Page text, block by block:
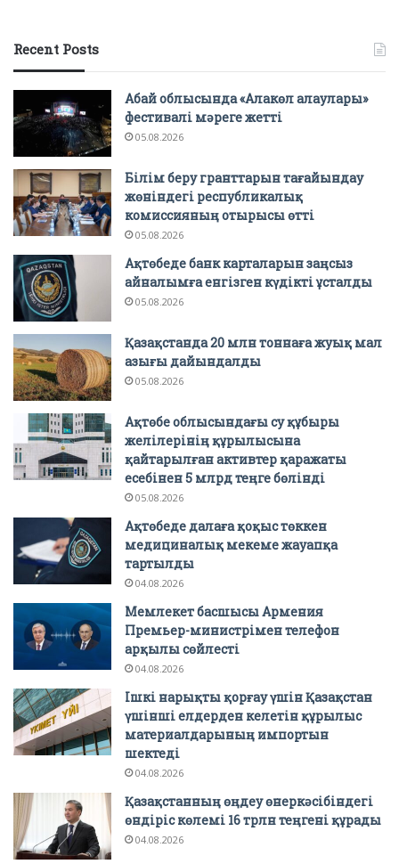
Recent Posts
Абай облысында «Алакөл алаулары»
фестивалі мәреге жетті
05.08.2026
Білім беру гранттарын тағайындау
жөніндегі республикалық
комиссияның отырысы өтті
05.08.2026
Ақтөбеде банк карталарын заңсыз
айналымға енгізген күдікті ұсталды
05.08.2026
Қазақстанда 20 млн тоннаға жуық мал
азығы дайындалды
05.08.2026
Ақтөбе облысындағы су құбыры
желілерінің құрылысына
қайтарылған активтер қаражаты
есебінен 5 млрд теңге бөлінді
05.08.2026
Ақтөбеде далаға қоқыс төккен
медициналық мекеме жауапқа
тартылды
04.08.2026
Мемлекет басшысы Армения
Премьер-министрімен телефон
арқылы сөйлесті
04.08.2026
Ішкі нарықты қорғау үшін Қазақстан
үшінші елдерден келетін құрылыс
материалдарының импортын
шектеді
04.08.2026
Қазақстанның өңдеу өнеркәсібіндегі
өндіріс көлемі 16 трлн теңгені құрады
04.08.2026